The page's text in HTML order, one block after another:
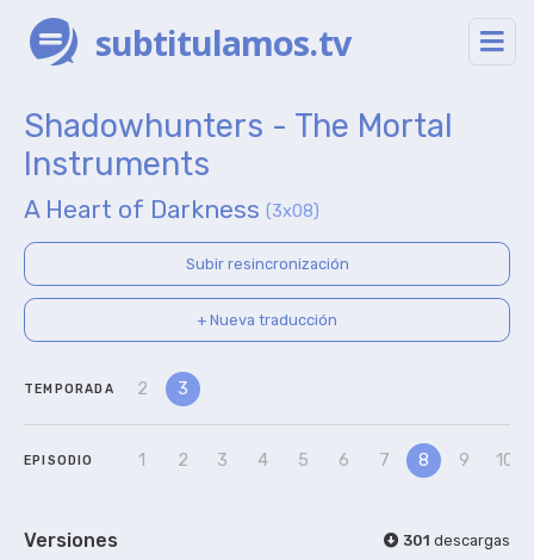
subtitulamos.tv
Shadowhunters - The Mortal
Instruments
A Heart of Darkness (3x08)
Subir resincronización
+ Nueva traducción
TEMPORADA 2 3
EPISODIO 1 2 3 4 5 6 7 8 9 10
Versiones 301 descargas